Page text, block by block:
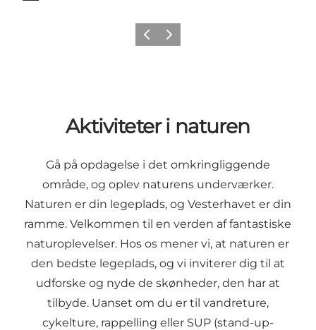
ForrigeNæste
Aktiviteter i naturen
Gå på opdagelse i det omkringliggende
område, og oplev naturens underværker.
Naturen er din legeplads, og Vesterhavet er din
ramme. Velkommen til en verden af fantastiske
naturoplevelser. Hos os mener vi, at naturen er
den bedste legeplads, og vi inviterer dig til at
udforske og nyde de skønheder, den har at
tilbyde. Uanset om du er til vandreture,
cykelture, rappelling eller SUP(stand-up-